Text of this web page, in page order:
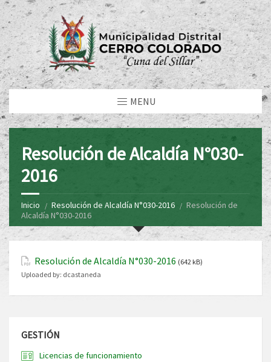
MENU
Resolución de Alcaldía N°030-
2016
Inicio Resolución de Alcaldía N°030-2016
Resolución de
Alcaldía N°030-2016
Resolución de Alcaldía N°030-2016 (642 kB)
Uploaded by: dcastaneda
GESTIÓN
Licencias de funcionamiento